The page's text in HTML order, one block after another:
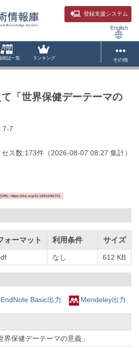
登録支援システム
English
雑誌一覧 ランキング その他
「世界保健デーテーマの
7-7
セス数:173件 （2026-08-07 08:27 集計）
URL: https://doi.org/10.18910/86702
ォーマット 利用条件 サイズ
なし 612 KB
EndNote Basic出力 Mendeley出力
保健デーテーマの意義」